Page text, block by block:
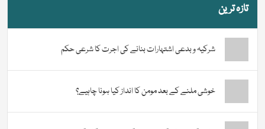
تازہ ترین
شرکیہ و بدعی اشتہارات بنانے کی اجرت کا شرعی حکم
خوشی ملنے کے بعد مومن کا انداز کیا ہونا چاہیے؟